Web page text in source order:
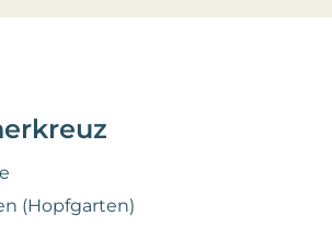
(Hopfgarten)